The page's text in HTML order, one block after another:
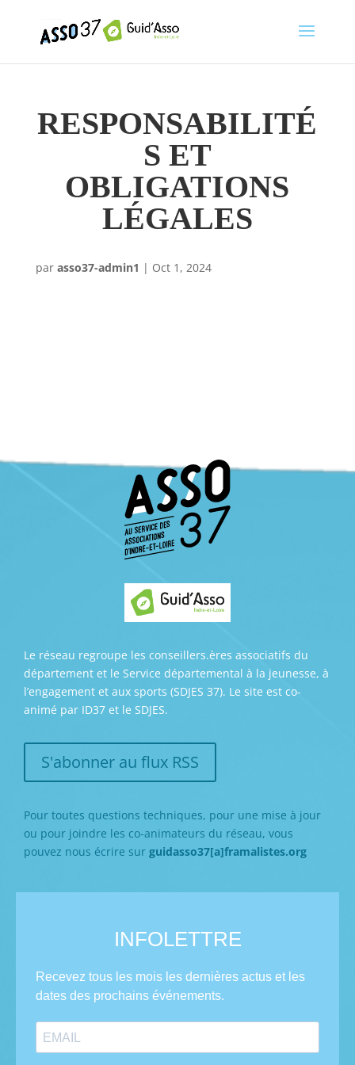
RESPONSABILITÉ
S ET
OBLIGATIONS
LÉGALES
par asso37-admin1 | Oct 1, 2024
Le réseau regroupe les conseillers.ères associatifs du
département et le Service départemental à la jeunesse, à
l’engagement et aux sports (SDJES 37). Le site est co-
animé par ID37 et le SDJES.
S'abonner au flux RSS
Pour toutes questions techniques, pour une mise à jour
ou pour joindre les co-animateurs du réseau, vous
pouvez nous écrire sur guidasso37[a]framalistes.org